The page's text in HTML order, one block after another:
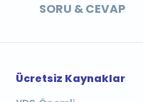
SORU & CEVAP
Ücretsiz Kaynaklar